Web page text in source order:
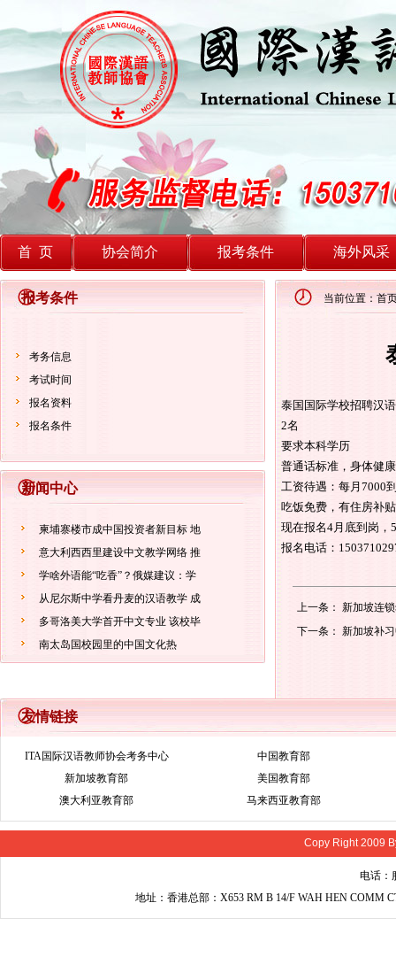
首 页 协会简介 报考条件 海外风采
报考条件
考务信息
考试时间
报名资料
报名条件
新闻中心
柬埔寨楼市成中国投资者新目标 地
意大利西西里建设中文教学网络 推
学啥外语能“吃香”？俄媒建议：学
从尼尔斯中学看丹麦的汉语教学 成
多哥洛美大学首开中文专业 该校毕
南太岛国校园里的中国文化热
当前位置：首
泰国国际学校招聘汉
2名
要求本科学历
普通话标准，身体健康
工资待遇：每月7000
吃饭免费，有住房补贴
现在报名4月底到岗，
报名电话：
上一条： 新加坡连
下一条： 新加坡补
友情链接
ITA国际汉语教师协会考务中心
中国教育部
新加坡教育部
美国教育部
澳大利亚教育部
马来西亚教育部
Copy Right 2009
电话：
地址：香港总部：X653 RM B 14/F WAH HEN COMM